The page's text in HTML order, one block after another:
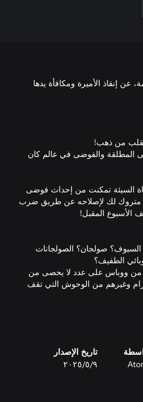
عن إنقاذ الأميرة ومكافأة يدها
المطلقة والفوضى في عالم كان
السيئة تمكنت من إحداث فوضى
متروك لك لإصلاحه عن طريق ضرب
صولجان؟ الصولجانات
من ووباس على عدد لا يحصى من
وغيرهم من الوحوش التي تقف
والكنوز والتحف الفنية المخفية
في وضع مناسب) المنتشرة في
تاريخ الإصدار
٩‏/٥‏/٢٠٢٥